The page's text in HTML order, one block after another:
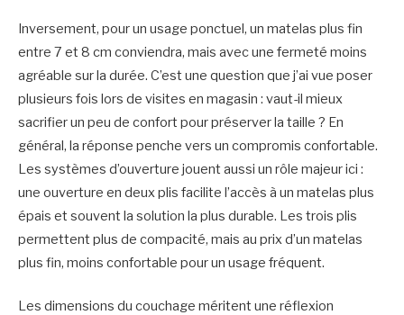
Inversement, pour un usage ponctuel, un matelas plus fin
entre 7 et 8 cm conviendra, mais avec une fermeté moins
agréable sur la durée. C’est une question que j’ai vue poser
plusieurs fois lors de visites en magasin : vaut-il mieux
sacrifier un peu de confort pour préserver la taille ? En
général, la réponse penche vers un compromis confortable.
Les systèmes d’ouverture jouent aussi un rôle majeur ici :
une ouverture en deux plis facilite l’accès à un matelas plus
épais et souvent la solution la plus durable. Les trois plis
permettent plus de compacité, mais au prix d’un matelas
plus fin, moins confortable pour un usage fréquent.
Les dimensions du couchage méritent une réflexion